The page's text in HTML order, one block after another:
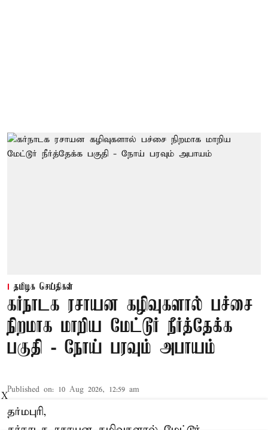
தமிழக செய்திகள்
கர்நாடக ரசாயன கழிவுகளால் பச்சை
நிறமாக மாறிய மேட்டூர் நீர்த்தேக்க
பகுதி - நோய் பரவும் அபாயம்
Published on: 10 Aug 2026, 12:59 am
தர்மபுரி,
X